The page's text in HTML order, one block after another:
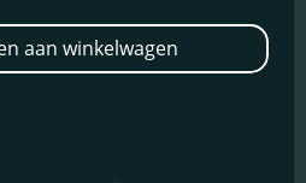
aan winkelwagen